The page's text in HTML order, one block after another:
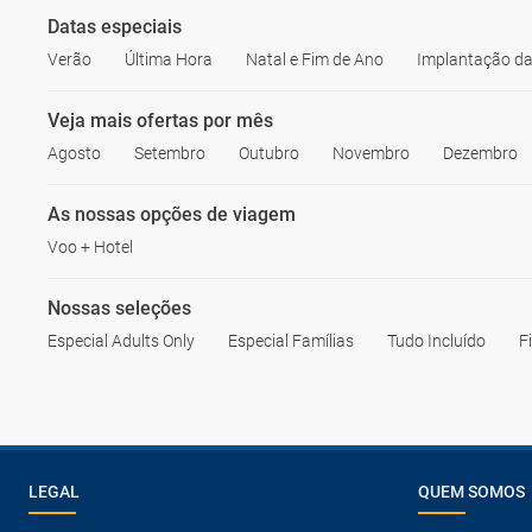
Datas especiais
Verão Última Hora Natal e Fim de Ano Implantação
Veja mais ofertas por mês
Agosto Setembro Outubro Novembro Dezembro
As nossas opções de viagem
Voo + Hotel
Nossas seleções
Especial Adults Only Especial Famílias Tudo Incluído
LEGAL QUEM SOMOS